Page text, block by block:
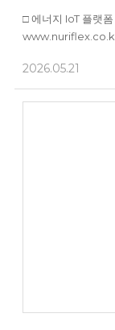
□ 에너지 IoT 플랫
에너지 산업 전시회
참가했다고 밝혔다
2026.05.21